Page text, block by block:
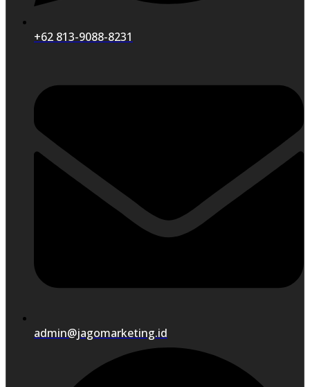
+62 813-9088-8231
admin@jagomarketing.id